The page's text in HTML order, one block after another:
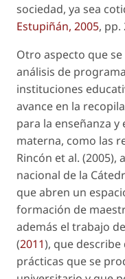
sociedad, ya sea
Estupiñán, 2005, pp.
Otro aspecto que
análisis de
instituciones
avance en la
para la enseñanza
materna, como las
Rincón et al. (2005),
nacional de la
que abren un
formación de
además el trabajo
(2011), que
prácticas que se